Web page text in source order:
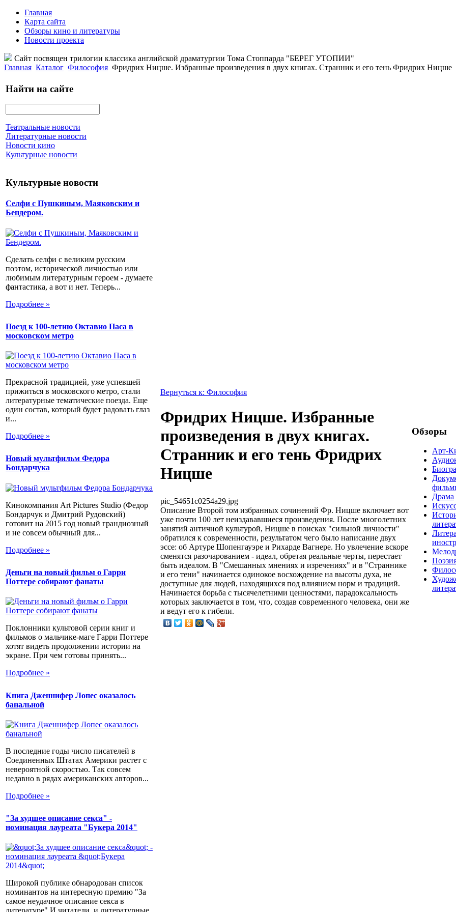
Главная
Карта сайта
Обзоры кино и литературы
Новости проекта
Сайт посвящен трилогии классика английской драматургии Тома Стоппарда "БЕРЕГ УТОПИИ"
Главная Каталог Философия Фридрих Ницше. Избранные произведения в двух книгах. Странник и его тень Фридрих Ницше
Найти на сайте
Театральные новости
Литературные новости
Новости кино
Культурные новости
Культурные новости
Селфи с Пушкиным, Маяковским и
Бендером.
Сделать селфи с великим русским
поэтом, исторической личностью или
любимым литературным героем - думаете
фантастика, а вот и нет. Теперь...
Подробнее »
Поезд к 100-летию Октавио Паса в
московском метро
Прекрасной традицией, уже успевшей
прижиться в московского метро, стали
литературные тематические поезда. Еще
один состав, который будет радовать глаз
и...
Подробнее »
Новый мультфильм Федора
Бондарчука
Кинокомпания Art Pictures Studio (Федор
Бондарчук и Дмитрий Рудовский)
готовит на 2015 год новый грандиозный
и не совсем обычный для...
Подробнее »
Деньги на новый фильм о Гарри
Поттере собирают фанаты
Поклонники культовой серии книг и
фильмов о мальчике-маге Гарри Поттере
хотят видеть продолжении истории на
экране. При чем готовы принять...
Подробнее »
Книга Дженнифер Лопес оказалось
банальной
В последние годы число писателей в
Соединенных Штатах Америки растет с
невероятной скоростью. Так совсем
недавно в рядах американских авторов...
Подробнее »
"За худшее описание секса" -
номинация лауреата "Букера 2014"
Широкой публике обнародован список
номинантов на интересную премию "За
самое неудачное описание секса в
Вернуться к: Философия
Фридрих Ницше. Избранные
произведения в двух книгах.
Странник и его тень Фридрих
Ницше
pic_54651c0254a29.jpg
Описание Второй том избранных сочинений Фр. Ницше включает вот
уже почти 100 лет неиздававшиеся произведения. После многолетних
занятий античной культурой, Ницше в поисках "сильной личности"
обратился к современности, результатом чего было написание двух
эссе: об Артуре Шопенгауэре и Рихарде Вагнере. Но увлечение вскоре
сменятся разочарованием - идеал, обретая реальные черты, перестает
быть идеалом. В "Смешанных мнениях и изречениях" и в "Страннике
и его тени" начинается одинокое восхождение на высоты духа, не
доступные для людей, находящихся под влиянием норм и традиций.
Начинается борьба с тысячелетними ценностями, парадоксальность
которых заключается в том, что, создав современного человека, они же
и ведут его к гибели.
Обзоры
Арт-
Драма